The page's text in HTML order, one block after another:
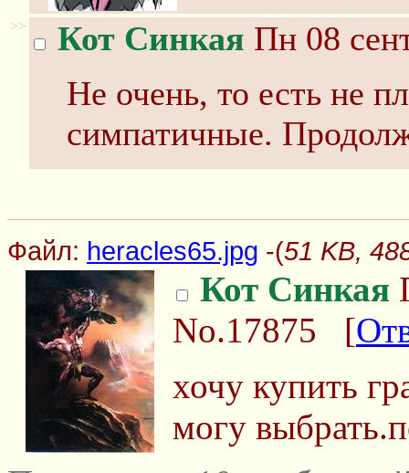
>> Кот Синкая Пн 08
Не очень, то есть не
симпатичные.
Файл: heracles65.jpg -(51 KB,
Кот Синкая
No.17875 [
хочу купить
могу